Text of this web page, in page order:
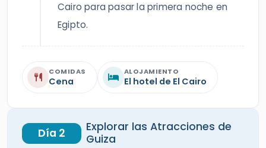
Cairo para pasar la primera noche en
Egipto.
COMIDAS
Cena
ALOJAMIENTO
El hotel de El Cairo
Día 2
Explorar las Atracciones de
Guiza